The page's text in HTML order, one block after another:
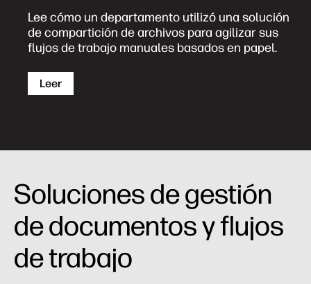
Lee cómo un departamento utilizó una solución
de compartición de archivos para agilizar sus
flujos de trabajo manuales basados en papel.
Leer
Soluciones de gestión
de documentos y flujos
de trabajo